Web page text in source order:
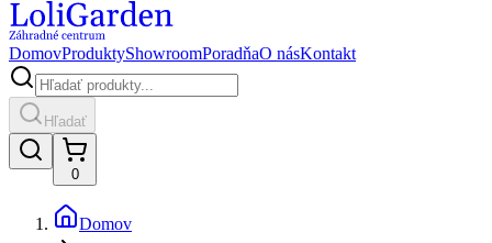
DomovProduktyShowroomPoradňaO násKontakt
Hľadať
0
Domov